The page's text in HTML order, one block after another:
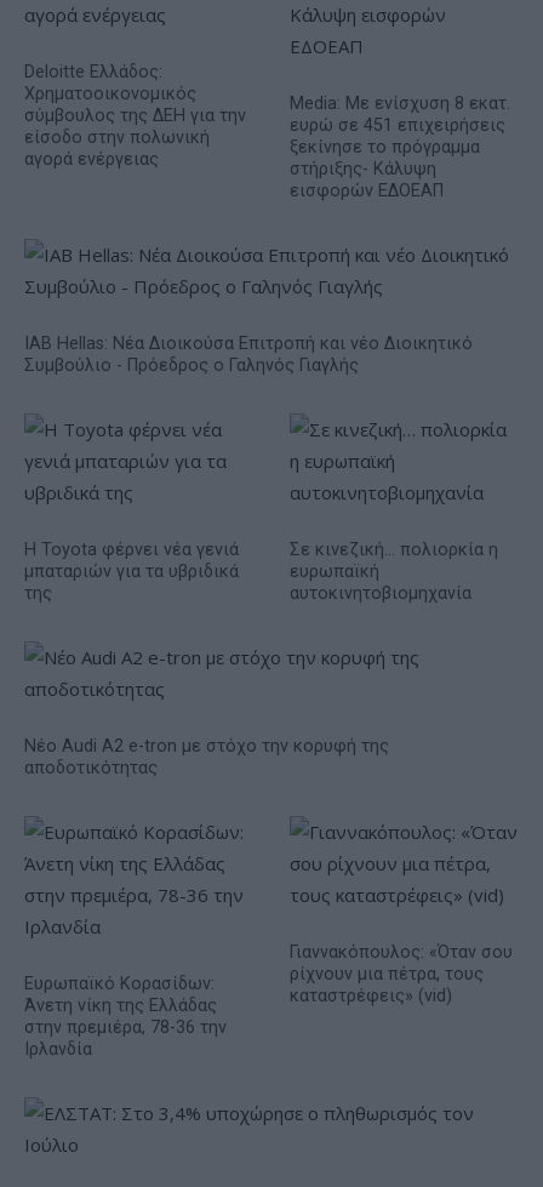
Deloitte Ελλάδος:
Χρηματοοικονομικός
σύμβουλος της ΔΕΗ για την
είσοδο στην πολωνική
αγορά ενέργειας
Media: Με ενίσχυση 8 εκατ.
ευρώ σε 451 επιχειρήσεις
ξεκίνησε το πρόγραμμα
στήριξης- Κάλυψη
εισφορών ΕΔΟΕΑΠ
IAB Hellas: Νέα Διοικούσα Επιτροπή και νέο Διοικητικό
Συμβούλιο - Πρόεδρος ο Γαληνός Γιαγλής
Η Toyota φέρνει νέα γενιά
μπαταριών για τα υβριδικά
της
Σε κινεζική… πολιορκία η
ευρωπαϊκή
αυτοκινητοβιομηχανία
Νέο Audi A2 e-tron με στόχο την κορυφή της
αποδοτικότητας
Ευρωπαϊκό Κορασίδων:
Άνετη νίκη της Ελλάδας
στην πρεμιέρα, 78-36 την
Ιρλανδία
Γιαννακόπουλος: «Όταν σου
ρίχνουν μια πέτρα, τους
καταστρέφεις» (vid)